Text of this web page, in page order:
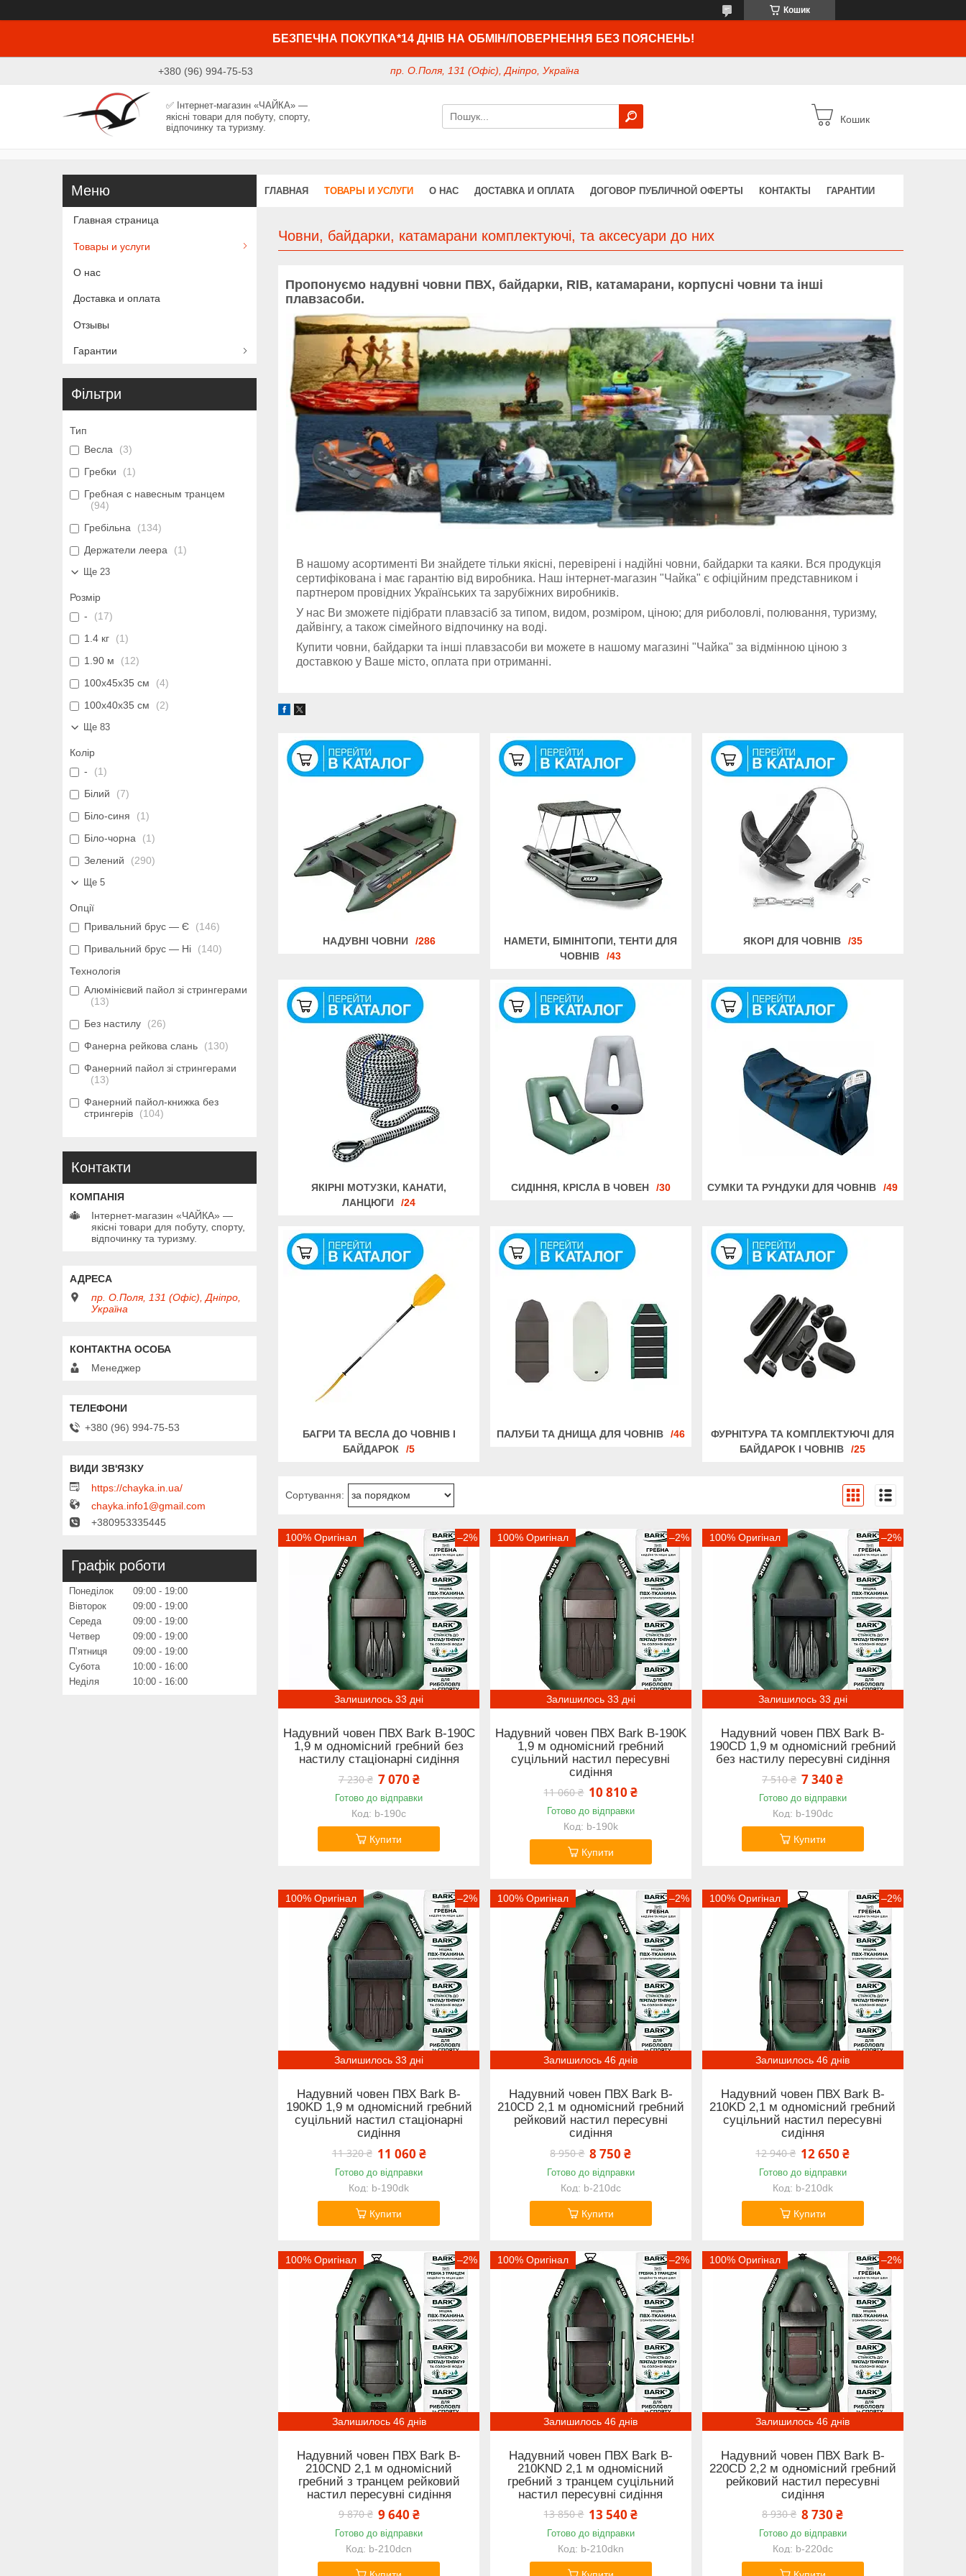
Кошик
БЕЗПЕЧНА ПОКУПКА*14 ДНІВ НА ОБМІН/ПОВЕРНЕННЯ БЕЗ ПОЯСНЕНЬ!
+380 (96) 994-75-53 пр. О.Поля, 131 (Офіс), Дніпро, Україна
✅ Інтернет-магазин «ЧАЙКА» —
якісні товари для побуту, спорту,
відпочинку та туризму.
Кошик
ГЛАВНАЯ ТОВАРЫ И УСЛУГИ О НАС ДОСТАВКА И ОПЛАТА ДОГОВОР ПУБЛИЧНОЙ ОФЕРТЫ КОНТАКТЫ ГАРАНТИИ
Човни, байдарки, катамарани комплектуючі, та аксесуари до них
Пропонуємо надувні човни ПВХ, байдарки, RIB, катамарани, корпусні човни та інші
плавзасоби.
В нашому асортименті Ви знайдете тільки якісні, перевірені і надійні човни, байдарки та каяки. Вся продукція
сертифікована і має гарантію від виробника. Наш інтернет-магазин "Чайка" є офіційним представником і
партнером провідних Українських та зарубіжних виробників.
У нас Ви зможете підібрати плавзасіб за типом, видом, розміром, ціною; для риболовлі, полювання, туризму,
дайвінгу, а також сімейного відпочинку на воді.
Купити човни, байдарки та інші плавзасоби ви можете в нашому магазині "Чайка" за відмінною ціною з
доставкою у Ваше місто, оплата при отриманні.
НАДУВНІ ЧОВНИ 286
НАМЕТИ, БІМІНІТОПИ, ТЕНТИ ДЛЯ
ЧОВНІВ
43
ЯКОРІ ДЛЯ ЧОВНІВ 35
ЯКІРНІ МОТУЗКИ, КАНАТИ,
ЛАНЦЮГИ
24
СИДІННЯ, КРІСЛА В ЧОВЕН 30 СУМКИ ТА РУНДУКИ ДЛЯ ЧОВНІВ 49
БАГРИ ТА ВЕСЛА ДО ЧОВНІВ І
БАЙДАРОК
5
ПАЛУБИ ТА ДНИЩА ДЛЯ ЧОВНІВ 46
ФУРНІТУРА ТА КОМПЛЕКТУЮЧІ ДЛЯ
БАЙДАРОК І ЧОВНІВ
25
100% Оригінал –2%
Залишилось 33 дні
Надувний човен ПВХ Bark B-190C
1,9 м одномісний гребний без
настилу стаціонарні сидіння
7 230 ₴ 7 070 ₴
Готово до відправки
b-190c
Купити
100% Оригінал –2%
Залишилось 33 дні
Надувний човен ПВХ Bark B-190K
1,9 м одномісний гребний
суцільний настил пересувні
сидіння
11 060 ₴ 10 810 ₴
Готово до відправки
b-190k
Купити
100% Оригінал –2%
Залишилось 33 дні
Надувний човен ПВХ Bark B-
190CD 1,9 м одномісний гребний
без настилу пересувні сидіння
7 510 ₴ 7 340 ₴
Готово до відправки
b-190dc
Купити
100% Оригінал –2%
Залишилось 33 дні
Надувний човен ПВХ Bark B-
190KD 1,9 м одномісний гребний
суцільний настил стаціонарні
сидіння
11 320 ₴ 11 060 ₴
Готово до відправки
b-190dk
Купити
100% Оригінал –2%
Залишилось 46 днів
Надувний човен ПВХ Bark B-
210CD 2,1 м одномісний гребний
рейковий настил пересувні
сидіння
8 950 ₴ 8 750 ₴
Готово до відправки
b-210dc
Купити
100% Оригінал –2%
Залишилось 46 днів
Надувний човен ПВХ Bark B-
210KD 2,1 м одномісний гребний
суцільний настил пересувні
сидіння
12 940 ₴ 12 650 ₴
Готово до відправки
b-210dk
Купити
100% Оригінал –2%
Залишилось 46 днів
Надувний човен ПВХ Bark B-
210CND 2,1 м одномісний
гребний з транцем рейковий
настил пересувні сидіння
9 870 ₴ 9 640 ₴
Готово до відправки
b-210dcn
100% Оригінал –2%
Залишилось 46 днів
Надувний човен ПВХ Bark B-
210KND 2,1 м одномісний
гребний з транцем суцільний
настил пересувні сидіння
13 850 ₴ 13 540 ₴
Готово до відправки
b-210dkn
100% Оригінал –2%
Залишилось 46 днів
Надувний човен ПВХ Bark B-
220CD 2,2 м одномісний гребний
рейковий настил пересувні
сидіння
8 930 ₴ 8 730 ₴
Готово до відправки
b-220dc
Главная страница
Товары и услуги
О нас
Доставка и оплата
Отзывы
Гарантии
Фільтри
Тип
Весла
3
Гребки
1
Гребная с навесным транцем
94
Гребільна
134
Держатели леера
1
Ще 23
Розмір
-
17
1.4 кг
1
1.90 м
12
100x45x35 см
4
100х40х35 см
2
Ще 83
Колір
-
1
Білий
7
Біло-синя
1
Біло-чорна
1
Зелений
290
Ще 5
Опції
Привальний брус — Є
146
Привальний брус — Ні
140
Технологія
Алюмінієвий пайол зі стрингерами
13
Без настилу
26
Фанерна рейкова слань
130
Фанерний пайол зі стрингерами
13
Фанерний пайол-книжка без
стрингерів
104
Контакти
Інтернет-магазин «ЧАЙКА» —
якісні товари для побуту, спорту,
відпочинку та туризму.
пр. О.Поля, 131 (Офіс), Дніпро,
Україна
Менеджер
+380 (96) 994-75-53
https://chayka.in.ua/
chayka.info1@gmail.com
+380953335445
Графік роботи
Понеділок 09:00
19:00
Вівторок
09:00
19:00
Середа
09:00
19:00
Четвер
09:00
19:00
Пʼятниця
09:00
19:00
Субота
10:00
16:00
Неділя
10:00 16:00